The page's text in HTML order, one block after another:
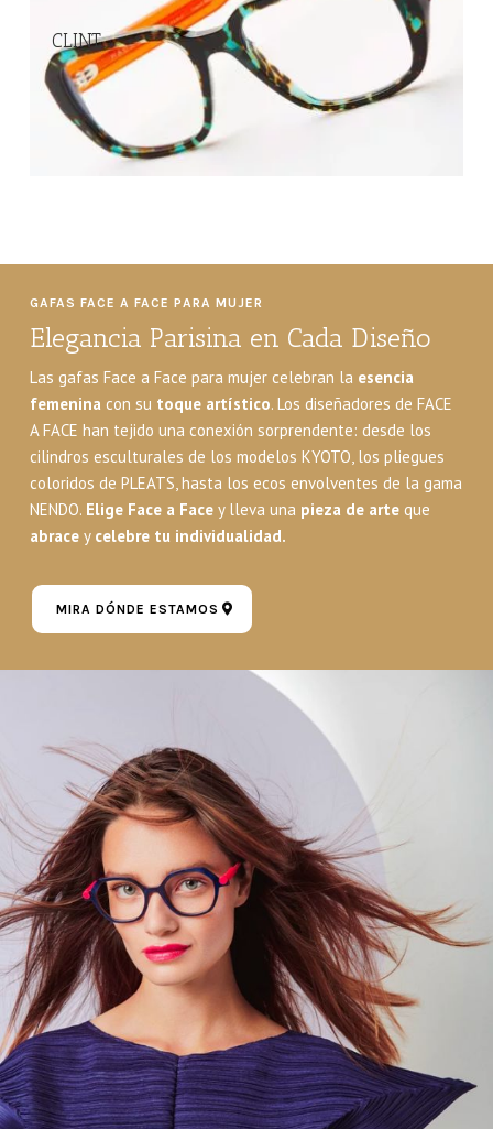
CLINT
GAFAS FACE A FACE PARA MUJER
Elegancia Parisina en Cada Diseño
Las gafas Face a Face para mujer celebran la esencia
femenina con su toque artístico. Los diseñadores de FACE
A FACE han tejido una conexión sorprendente: desde los
cilindros esculturales de los modelos KYOTO, los pliegues
coloridos de PLEATS, hasta los ecos envolventes de la gama
NENDO. Elige Face a Face y lleva una pieza de arte que
abracey celebre tu individualidad.
MIRA DÓNDE ESTAMOS